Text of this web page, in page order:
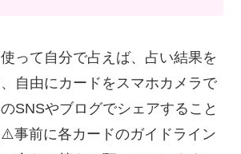
って自分で占えば、占い結果を
自由にカードをスマホカメラで
SNSやブログでシェアすること
事前に各カードのガイドライン